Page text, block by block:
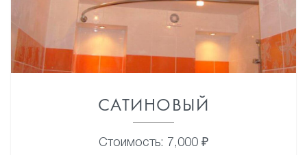
САТИНОВЫЙ
Стоимость: 7,000 ₽